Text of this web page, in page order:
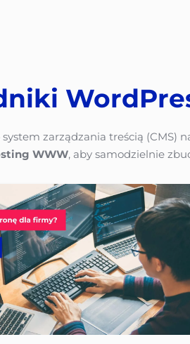
zarządzania treścią (CMS)
WWW, aby samodzielnie